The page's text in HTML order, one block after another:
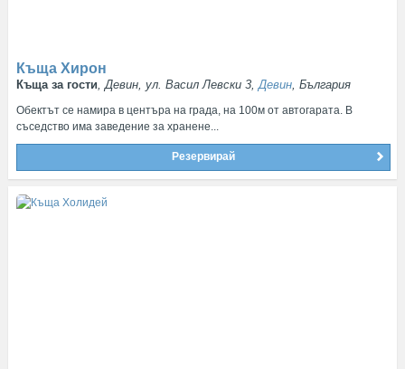
Къща Хирон
Къща за гости, Девин, ул. Васил Левски 3,Девин, България
Обектът се намира в центъра на града, на 100м от автогарата. В
съседство има заведение за хранене...
Резервирай